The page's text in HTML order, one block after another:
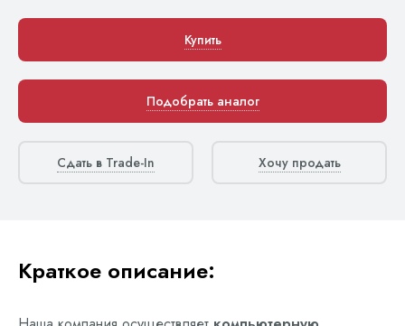
Купить
Подобрать аналог
Сдать в Trade-In Хочу продать
Краткое описание: